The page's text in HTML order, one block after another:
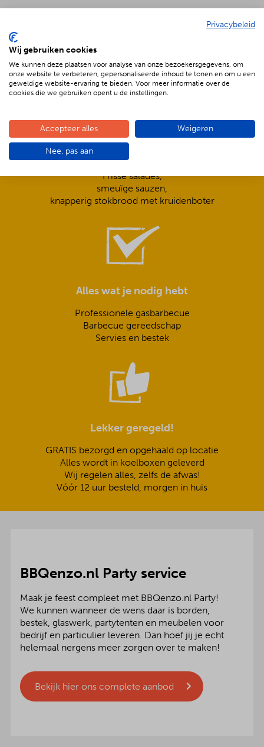
De voordelen van BBQenzo.nl
Compleet is ook écht compleet!
Frisse salades,
smeuïge sauzen,
knapperig stokbrood met kruidenboter
Alles wat je nodig hebt
Professionele gasbarbecue
Barbecue gereedschap
Servies en bestek
Lekker geregeld!
GRATIS bezorgd en opgehaald op locatie
Alles wordt in koelboxen geleverd
Wij regelen alles, zelfs de afwas!
Vóór 12 uur besteld, morgen in huis
BBQenzo.nl Party service
Maak je feest compleet met BBQenzo.nl Party!
We kunnen wanneer de wens daar is borden,
bestek, glaswerk, partytenten en meubelen voor
bedrijf en particulier leveren. Dan hoef jij je echt
helemaal nergens meer zorgen over te maken!
Bekijk hier ons complete aanbod
Privacybeleid
Wij gebruiken cookies
We kunnen deze plaatsen voor analyse van onze bezoekersgegevens, om
onze website te verbeteren, gepersonaliseerde inhoud te tonen en om u een
geweldige website-ervaring te bieden. Voor meer informatie over de
cookies die we gebruiken opent u de instellingen.
Accepteer alles Weigeren
Nee, pas aan